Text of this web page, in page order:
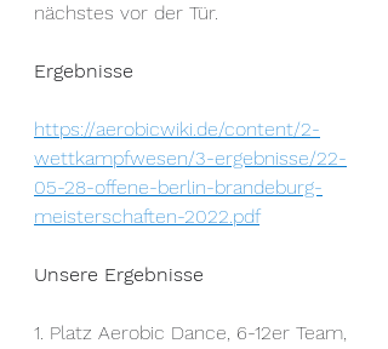
nächstes vor der Tür.
Ergebnisse
https://aerobicwiki.de/content/2-
wettkampfwesen/3-ergebnisse/22-
05-28-offene-berlin-brandeburg-
meisterschaften-2022.pdf
Unsere Ergebnisse
1. Platz Aerobic Dance, 6-12er Team,